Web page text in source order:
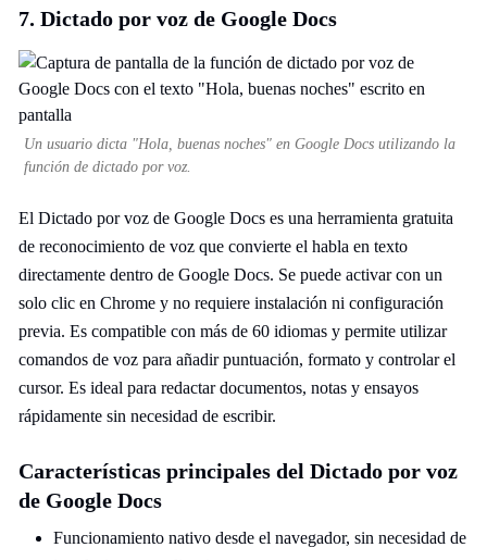
7. Dictado por voz de Google Docs
Un usuario dicta "Hola, buenas noches" en Google Docs utilizando la
función de dictado por voz.
El Dictado por voz de Google Docs es una herramienta gratuita
de reconocimiento de voz que convierte el habla en texto
directamente dentro de Google Docs. Se puede activar con un
solo clic en Chrome y no requiere instalación ni configuración
previa. Es compatible con más de 60 idiomas y permite utilizar
comandos de voz para añadir puntuación, formato y controlar el
cursor. Es ideal para redactar documentos, notas y ensayos
rápidamente sin necesidad de escribir.
Características principales del Dictado por voz
de Google Docs
Funcionamiento nativo desde el navegador, sin necesidad de